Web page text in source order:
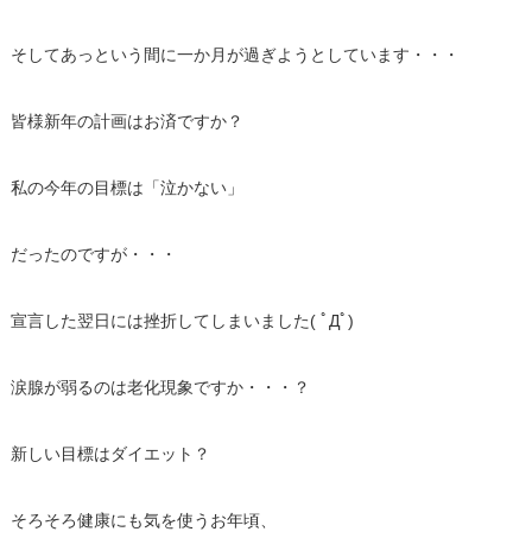
そしてあっという間に一か月が過ぎようとしています・・・
皆様新年の計画はお済ですか？
私の今年の目標は「泣かない」
だったのですが・・・
宣言した翌日には挫折してしまいました( ﾟДﾟ)
涙腺が弱るのは老化現象ですか・・・？
新しい目標はダイエット？
そろそろ健康にも気を使うお年頃、